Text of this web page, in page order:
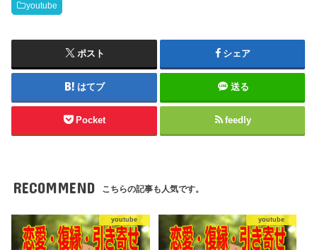
youtube
ポスト シェア
はてブ 送る
Pocket feedly
RECOMMEND こちらの記事も人気です。
youtube youtube